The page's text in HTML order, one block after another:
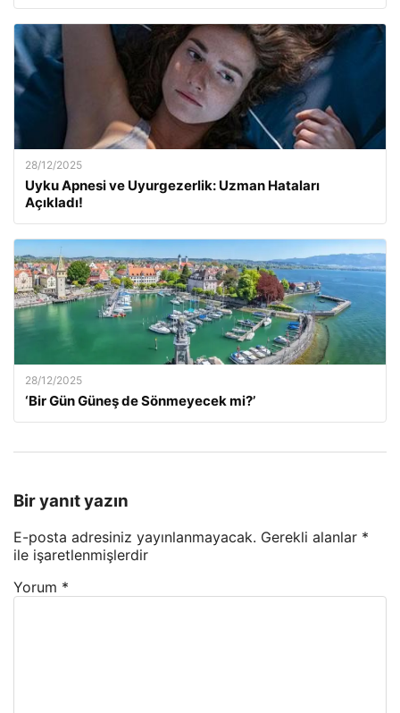
28/12/2025
Uyku Apnesi ve Uyurgezerlik: Uzman Hataları
Açıkladı!
28/12/2025
‘Bir Gün Güneş de Sönmeyecek mi?’
Bir yanıt yazın
E-posta adresiniz yayınlanmayacak. Gerekli alanlar *
ile işaretlenmişlerdir
Yorum *